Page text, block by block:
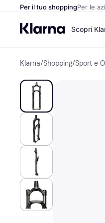
Per il tuo shoppingPer le
Scopri
Klarna/Shopping/Sport e